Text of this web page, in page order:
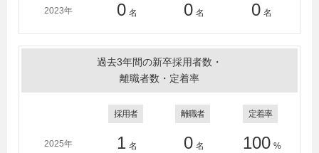
2023年 0 名 0 名 0 名
過去3年間の新卒採用者数・
離職者数・定着率
採用者 離職者 定着率
2025年 1 名 0 名 100 %